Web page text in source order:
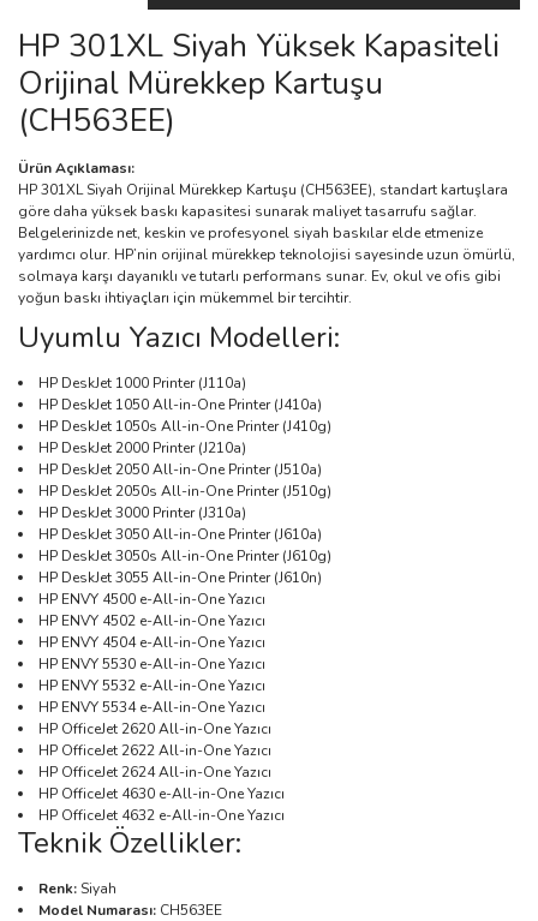
HP 301XL Siyah Yüksek Kapasiteli
Orijinal Mürekkep Kartuşu
(CH563EE)
Ürün Açıklaması:
HP 301XL Siyah Orijinal Mürekkep Kartuşu (CH563EE), standart kartuşlara
göre daha yüksek baskı kapasitesi sunarak maliyet tasarrufu sağlar.
Belgelerinizde net, keskin ve profesyonel siyah baskılar elde etmenize
yardımcı olur. HP’nin orijinal mürekkep teknolojisi sayesinde uzun ömürlü,
solmaya karşı dayanıklı ve tutarlı performans sunar. Ev, okul ve ofis gibi
yoğun baskı ihtiyaçları için mükemmel bir tercihtir.
Uyumlu Yazıcı Modelleri:
HP DeskJet 1000 Printer (J110a)
HP DeskJet 1050 All-in-One Printer (J410a)
HP DeskJet 1050s All-in-One Printer (J410g)
HP DeskJet 2000 Printer (J210a)
HP DeskJet 2050 All-in-One Printer (J510a)
HP DeskJet 2050s All-in-One Printer (J510g)
HP DeskJet 3000 Printer (J310a)
HP DeskJet 3050 All-in-One Printer (J610a)
HP DeskJet 3050s All-in-One Printer (J610g)
HP DeskJet 3055 All-in-One Printer (J610n)
HP ENVY 4500 e-All-in-One Yazıcı
HP ENVY 4502 e-All-in-One Yazıcı
HP ENVY 4504 e-All-in-One Yazıcı
HP ENVY 5530 e-All-in-One Yazıcı
HP ENVY 5532 e-All-in-One Yazıcı
HP ENVY 5534 e-All-in-One Yazıcı
HP OfficeJet 2620 All-in-One Yazıcı
HP OfficeJet 2622 All-in-One Yazıcı
HP OfficeJet 2624 All-in-One Yazıcı
HP OfficeJet 4630 e-All-in-One Yazıcı
HP OfficeJet 4632 e-All-in-One Yazıcı
Teknik Özellikler:
Renk:Siyah
Model Numarası: CH563EE